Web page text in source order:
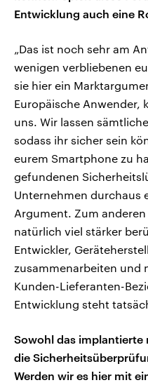
Entwicklung auch eine
„Das ist noch sehr am
wenigen verbliebenen
sie hier ein
Europäische Anwender,
uns. Wir lassen
sodass ihr sicher sein
eurem Smartphone zu
gefundenen
Unternehmen durchaus
Argument. Zum
natürlich viel stärker
Entwickler,
zusammenarbeiten und
Kunden-Lieferanten-
Entwicklung steht
Sowohl das implantierte
die
Werden wir es hier mit